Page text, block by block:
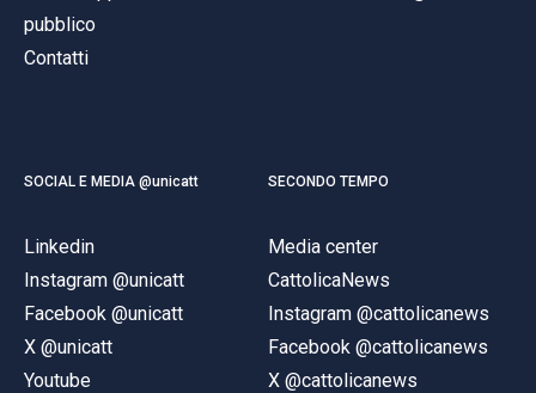
pubblico
Contatti
SOCIAL E MEDIA @unicatt
Linkedin
Instagram @unicatt
Facebook @unicatt
X @unicatt
Youtube
SECONDO TEMPO
Media center
CattolicaNews
Instagram @cattolicanews
Facebook @cattolicanews
X @cattolicanews